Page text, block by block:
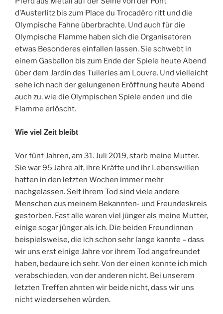
d’Austerlitz bis zum Place du Trocadéro ritt und die
Olympische Fahne überbrachte. Und auch für die
Olympische Flamme haben sich die Organisatoren
etwas Besonderes einfallen lassen. Sie schwebt in
einem Gasballon bis zum Ende der Spiele heute Abend
über dem Jardin des Tuileries am Louvre. Und vielleicht
sehe ich nach der gelungenen Eröffnung heute Abend
auch zu, wie die Olympischen Spiele enden und die
Flamme erlöscht.
Wie viel Zeit bleibt
Vor fünf Jahren, am 31. Juli 2019, starb meine Mutter.
Sie war 95 Jahre alt, ihre Kräfte und ihr Lebenswillen
hatten in den letzten Wochen immer mehr
nachgelassen. Seit ihrem Tod sind viele andere
Menschen aus meinem Bekannten- und Freundeskreis
gestorben. Fast alle waren viel jünger als meine Mutter,
einige sogar jünger als ich. Die beiden Freundinnen
beispielsweise, die ich schon sehr lange kannte – dass
wir uns erst einige Jahre vor ihrem Tod angefreundet
haben, bedaure ich sehr. Von der einen konnte ich mich
verabschieden, von der anderen nicht. Bei unserem
letzten Treffen ahnten wir beide nicht, dass wir uns
nicht wiedersehen würden.